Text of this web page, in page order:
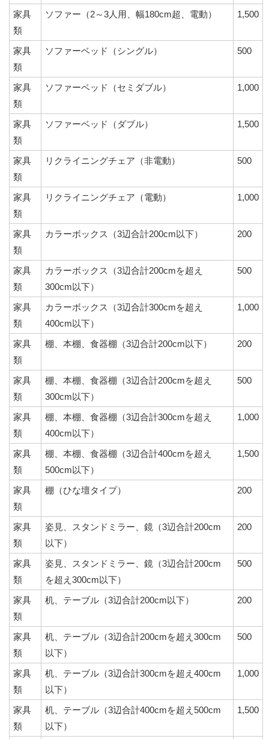
家具
類
ソファー（2～3人用、幅180cm超、電動） 1,500
家具
類
ソファーベッド（シングル） 500
家具
類
ソファーベッド（セミダブル） 1,000
家具
類
ソファーベッド（ダブル） 1,500
家具
類
リクライニングチェア（非電動） 500
家具
類
リクライニングチェア（電動） 1,000
家具
類
カラーボックス（3辺合計200cm以下） 200
家具
類
カラーボックス（3辺合計200cmを超え
300cm以下）
500
家具
類
カラーボックス（3辺合計300cmを超え
400cm以下）
1,000
家具
類
棚、本棚、食器棚（3辺合計200cm以下） 200
家具
類
棚、本棚、食器棚（3辺合計200cmを超え
300cm以下）
500
家具
類
棚、本棚、食器棚（3辺合計300cmを超え
400cm以下）
1,000
家具
類
棚、本棚、食器棚（3辺合計400cmを超え
500cm以下）
1,500
家具
類
棚（ひな壇タイプ） 200
家具
類
姿見、スタンドミラー、鏡（3辺合計200cm
以下）
200
家具
類
姿見、スタンドミラー、鏡（3辺合計200cm
を超え300cm以下）
500
家具
類
机、テーブル（3辺合計200cm以下） 200
家具
類
机、テーブル（3辺合計200cmを超え300cm
以下）
500
家具
類
机、テーブル（3辺合計300cmを超え400cm
以下）
1,000
家具
類
机、テーブル（3辺合計400cmを超え500cm
以下）
1,500